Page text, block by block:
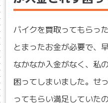
バイクを買取ってもらっ
とまったお金が必要で、
なかなか入金がなく、私
困ってしまいました。せ
ってもらい満足していた